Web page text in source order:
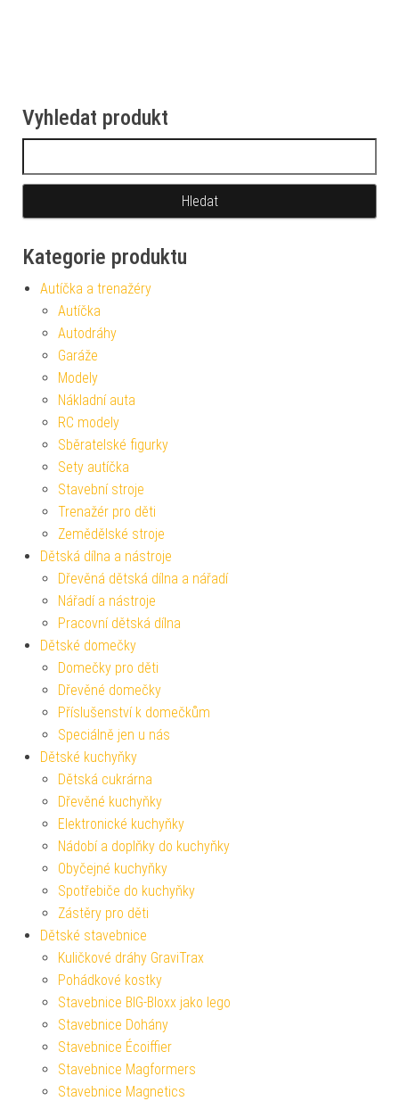
Vyhledat produkt
Kategorie produktu
Autíčka a trenažéry
Autíčka
Autodráhy
Garáže
Modely
Nákladní auta
RC modely
Sběratelské figurky
Sety autíčka
Stavební stroje
Trenažér pro děti
Zemědělské stroje
Dětská dílna a nástroje
Dřevěná dětská dílna a nářadí
Nářadí a nástroje
Pracovní dětská dílna
Dětské domečky
Domečky pro děti
Dřevěné domečky
Příslušenství k domečkům
Speciálně jen u nás
Dětské kuchyňky
Dětská cukrárna
Dřevěné kuchyňky
Elektronické kuchyňky
Nádobí a doplňky do kuchyňky
Obyčejné kuchyňky
Spotřebiče do kuchyňky
Zástěry pro děti
Dětské stavebnice
Kuličkové dráhy GraviTrax
Pohádkové kostky
Stavebnice BIG-Bloxx jako lego
Stavebnice Dohány
Stavebnice Écoiffier
Stavebnice Magformers
Stavebnice Magnetics